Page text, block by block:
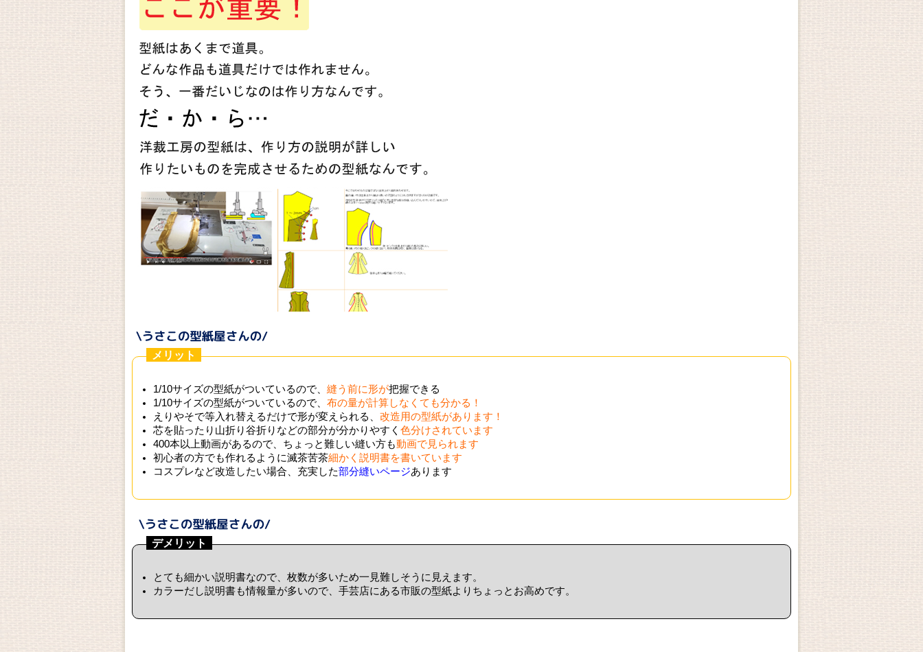
メリット
1/10サイズの型紙がついているので、 縫う前に形が把握できる
1/10サイズの型紙がついているので、 布の量が計算しなくても分かる！
えりやそで等入れ替えるだけで形が変えられる、 改造用の型紙があります！
芯を貼ったり山折り谷折りなどの部分が分かりやすく 色分けされています
400本以上動画があるので、ちょっと難しい縫い方も動画で見られます
初心者の方でも作れるように滅茶苦茶細かく説明書を書いています
コスプレなど改造したい場合、充実した部分縫いページあります
デメリット
とても細かい説明書なので、枚数が多いため一見難しそうに見えます。
カラーだし説明書も情報量が多いので、手芸店にある市販の型紙よりちょっとお高めです。